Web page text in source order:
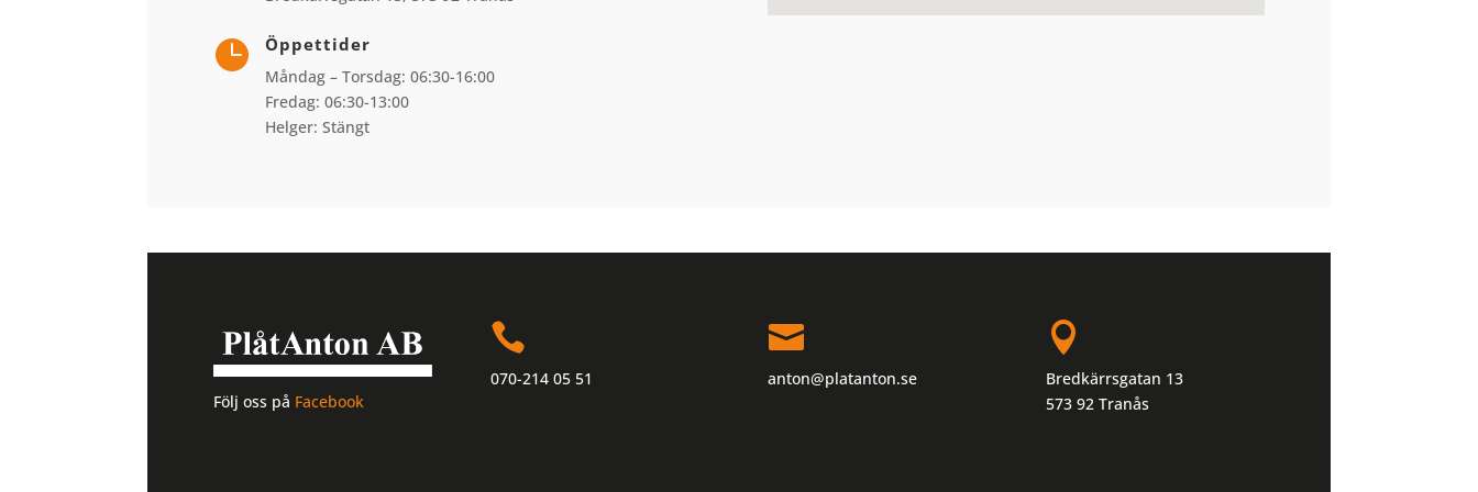
 Öppettider
Måndag – Torsdag: 06:30-16:00
Fredag: 06:30-13:00
Helger: Stängt
Följ oss på Facebook

070-214 05 51

anton@platanton.se

Bredkärrsgatan 13
573 92 Tranås